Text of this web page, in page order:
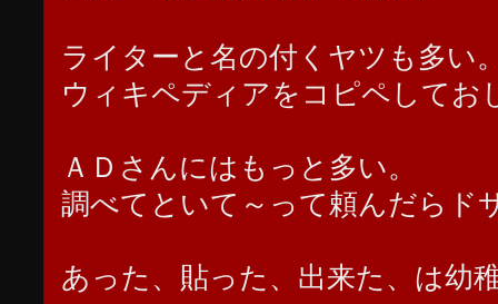
ライターと名の付くヤツも多い
ウィキペディアをコピペしてお
ＡＤさんにはもっと多い。
調べてといて～って頼んだらド
あった、貼った、出来た、は幼